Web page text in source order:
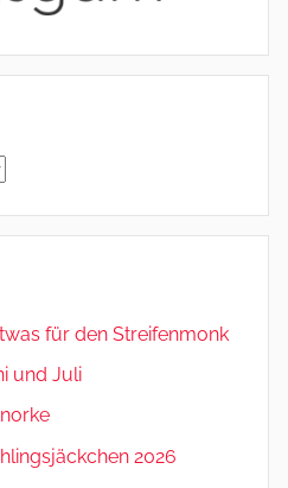
für den Streifenmonk
und Juli
2026